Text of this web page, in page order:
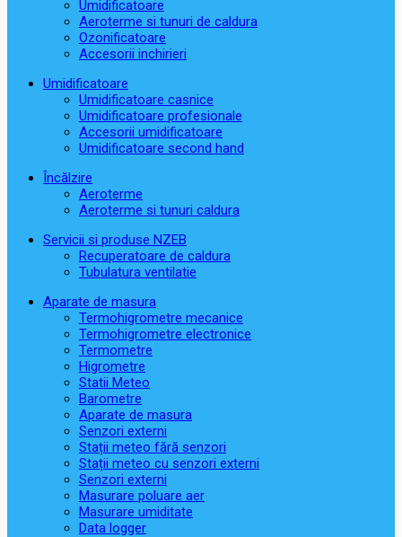
Umidificatoare
Aeroterme si tunuri de caldura
Ozonificatoare
Accesorii inchirieri
Umidificatoare
Umidificatoare casnice
Umidificatoare profesionale
Accesorii umidificatoare
Umidificatoare second hand
Încălzire
Aeroterme
Aeroterme si tunuri caldura
Servicii si produse NZEB
Recuperatoare de caldura
Tubulatura ventilatie
Aparate de masura
Termohigrometre mecanice
Termohigrometre electronice
Termometre
Higrometre
Statii Meteo
Barometre
Aparate de masura
Senzori externi
Stații meteo fără senzori
Stații meteo cu senzori externi
Senzori externi
Masurare poluare aer
Masurare umiditate
Data logger